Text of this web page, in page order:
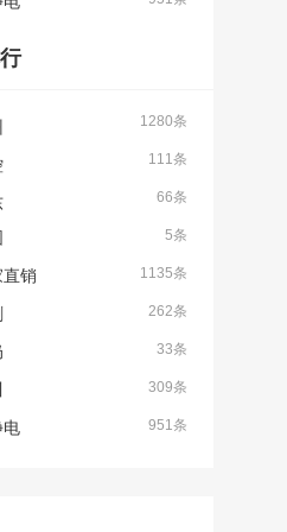
1280条
111条
66条
5条
1135条
直销
262条
33条
309条
951条
电